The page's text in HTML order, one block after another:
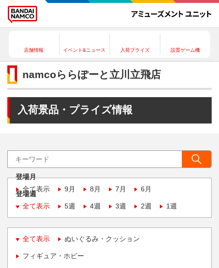
店舗情報 イベント&ニュース 入荷プライズ 設置ゲーム機
namcoららぽーと立川立飛店
入荷景品・プライズ情報
登場月
全て表示
9月 8月 7月 6月
登場週
全て表示
5週 4週 3週 2週 1週
全て表示 ぬいぐるみ・クッション
フィギュア・ホビー